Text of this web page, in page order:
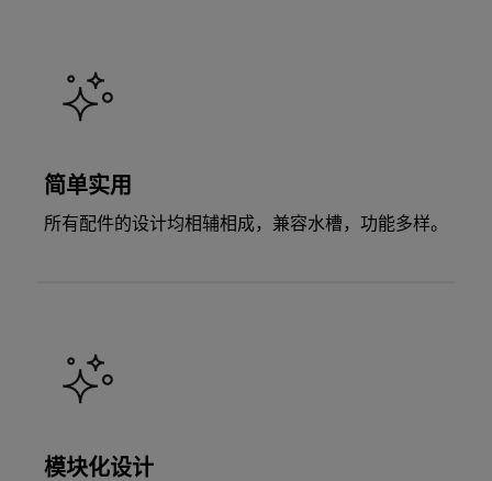
简单实用
所有配件的设计均相辅相成，兼容水槽，功能多样。
模块化设计